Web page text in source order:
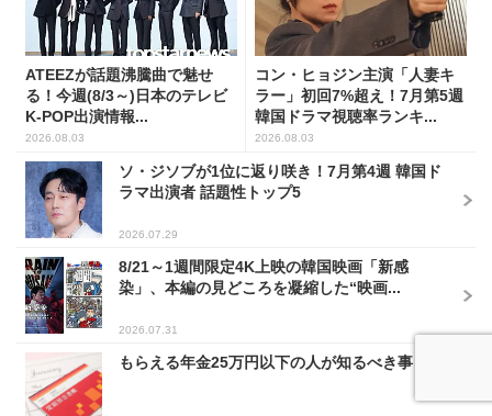
ATEEZが話題沸騰曲で魅せ
る！今週(8/3～)日本のテレビ
K-POP出演情報...
2026.08.03
コン・ヒョジン主演「人妻キ
ラー」初回7%超え！7月第5週
韓国ドラマ視聴率ランキ...
2026.08.03
ソ・ジソブが1位に返り咲き！7月第4週 韓国ド
ラマ出演者 話題性トップ5
2026.07.29
8/21～1週間限定4K上映の韓国映画「新感
染」、本編の見どころを凝縮した“映画...
2026.07.31
もらえる年金25万円以下の人が知るべき事